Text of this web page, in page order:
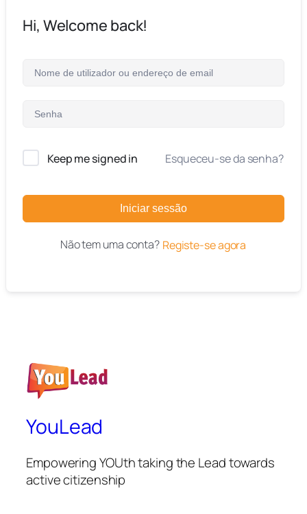
Hi, Welcome back!
Keep me signed in Esqueceu-se da senha?
Iniciar sessão
Não tem uma conta? Registe-se agora
YouLead
Empowering YOUth taking the Lead towards
active citizenship